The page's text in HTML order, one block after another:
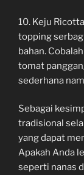
10. Keju
topping
bahan.
tomat
sederhana
Sebagai
tradisional
yang dapat
Apakah Anda
seperti nanas